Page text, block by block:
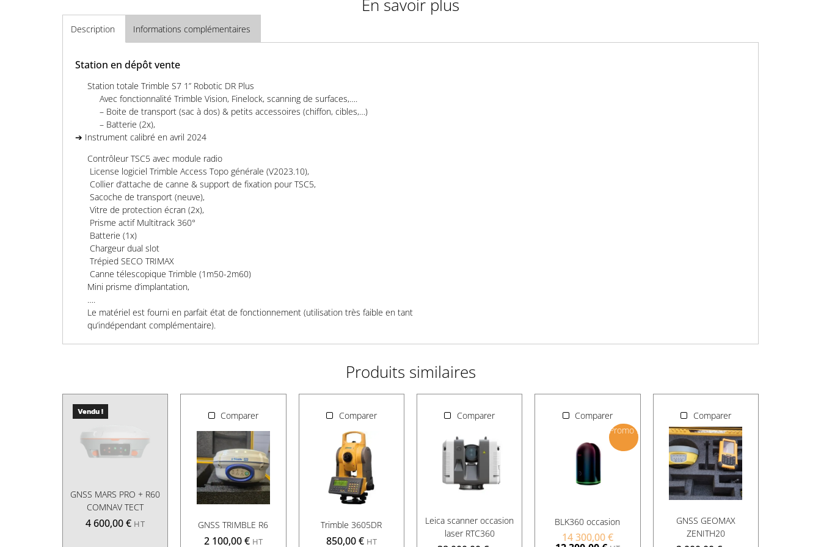
En savoir plus
Description Informations complémentaires
Station en dépôt vente
Station totale Trimble S7 1’’ Robotic DR Plus
Avec fonctionnalité Trimble Vision, Finelock, scanning de surfaces,….
– Boite de transport (sac à dos) & petits accessoires (chiffon, cibles,…)
– Batterie (2x),
➔ Instrument calibré en avril 2024
Contrôleur TSC5 avec module radio
License logiciel Trimble Access Topo générale (V2023.10),
Collier d’attache de canne & support de fixation pour TSC5,
Sacoche de transport (neuve),
Vitre de protection écran (2x),
Prisme actif Multitrack 360°
Batterie (1x)
Chargeur dual slot
Trépied SECO TRIMAX
Canne télescopique Trimble (1m50-2m60)
Mini prisme d’implantation,
….
Le matériel est fourni en parfait état de fonctionnement (utilisation très faible en tant
qu’indépendant complémentaire).
Produits similaires
Vendu !
GNSS MARS PRO + R60
COMNAV TECT
4 600,00€ HT
Comparer
GNSS TRIMBLE R6
2 100,00€ HT
Comparer
Trimble 3605DR
850,00€ HT
Comparer
Leica scanner occasion
laser RTC360
Comparer
Promo !
BLK360 occasion
14 300,00€
Comparer
GNSS GEOMAX
ZENITH20